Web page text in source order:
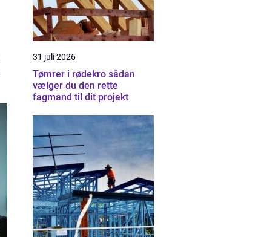
31 juli 2026
Tømrer i rødekro sådan
vælger du den rette
fagmand til dit projekt